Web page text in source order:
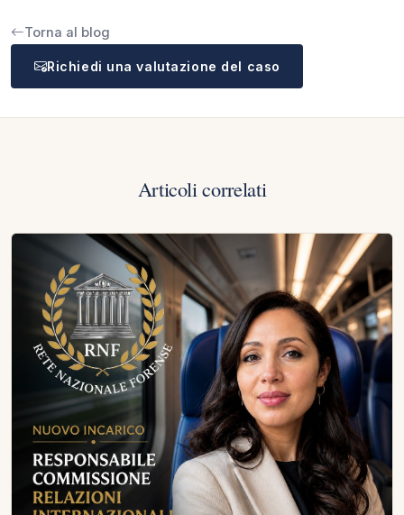
Torna al blog
Richiedi una valutazione del caso
Articoli correlati